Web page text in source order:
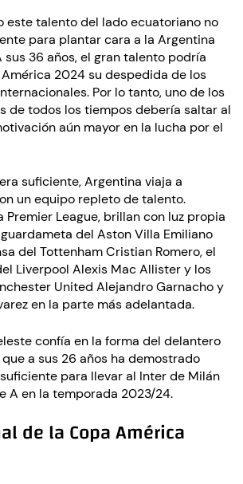
este talento del lado ecuatoriano no
para plantar cara a la Argentina
sus 36 años, el gran talento podría
2024 su despedida de los
Por lo tanto, uno de los
de todos los tiempos debería saltar al
aún mayor en la lucha por el
suficiente, Argentina viaja a
un equipo repleto de talento.
Premier League, brillan con luz propia
del Aston Villa Emiliano
del Tottenham Cristian Romero, el
Liverpool Alexis Mac Allister y los
United Alejandro Garnacho y
en la parte más adelantada.
confía en la forma del delantero
a sus 26 años ha demostrado
para llevar al Inter de Milán
A en la temporada 2023/24.
de la Copa América